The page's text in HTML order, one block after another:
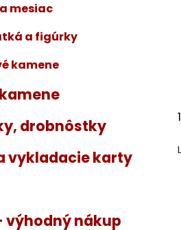
mesiac
a figúrky
kamene
drobnôstky
vykladacie karty
výhodný nákup